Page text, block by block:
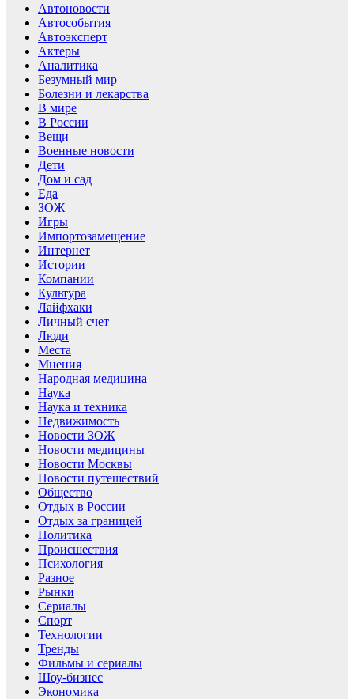
Автоновости
Автособытия
Автоэксперт
Актеры
Аналитика
Безумный мир
Болезни и лекарства
В мире
В России
Вещи
Военные новости
Дети
Дом и сад
Еда
ЗОЖ
Игры
Импортозамещение
Интернет
Истории
Компании
Культура
Лайфхаки
Личный счет
Люди
Места
Мнения
Народная медицина
Наука
Наука и техника
Недвижимость
Новости ЗОЖ
Новости медицины
Новости Москвы
Новости путешествий
Общество
Отдых в России
Отдых за границей
Политика
Происшествия
Психология
Разное
Рынки
Сериалы
Спорт
Технологии
Тренды
Фильмы и сериалы
Шоу-бизнес
Экономика